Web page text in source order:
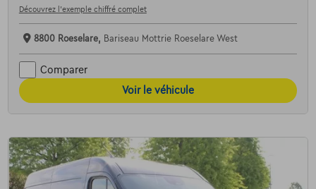
Découvrez l’exemple chiffré complet
8800 Roeselare, Bariseau Mottrie Roeselare West
Comparer
Voir le véhicule